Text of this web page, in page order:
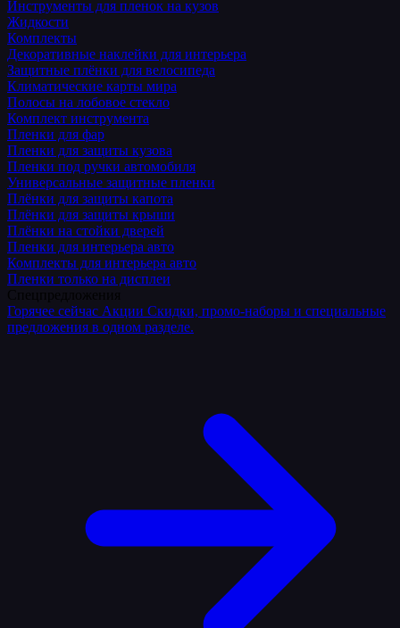
Инструменты для пленок на кузов
Жидкости
Комплекты
Декоративные наклейки для интерьера
Защитные плёнки для велосипеда
Климатические карты мира
Полосы на лобовое стекло
Комплект инструмента
Пленки для фар
Пленки для защиты кузова
Пленки под ручки автомобиля
Универсальные защитные пленки
Плёнки для защиты капота
Плёнки для защиты крыши
Плёнки на стойки дверей
Пленки для интерьера авто
Комплекты для интерьера авто
Пленки только на дисплеи
Горячее сейчас Акции Скидки, промо-наборы и специальные
предложения в одном разделе.